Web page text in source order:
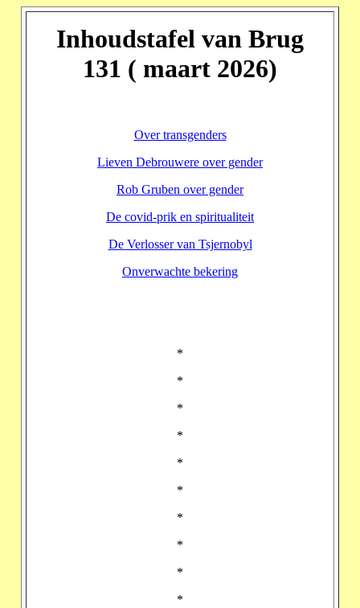
Inhoudstafel van Brug
131 ( maart 2026)
Over transgenders
Lieven Debrouwere over gender
Rob Gruben over gender
De covid-prik en spiritualiteit
De Verlosser van Tsjernobyl
Onverwachte bekering
*
*
*
*
*
*
*
*
*
*